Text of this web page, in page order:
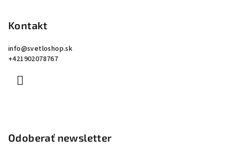
Kontakt
info@svetloshop.sk
+421902078767
Odoberať newsletter